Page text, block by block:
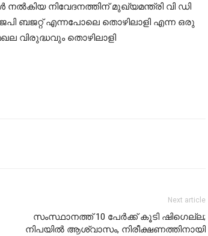
നിവേദനത്തിന് മുഖ്യമന്ത്രി വി ഡി
ബജറ്റ് എന്നപോലെ തൊഴിലാളി എന്ന ഒരു
വിരുദ്ധവും തൊഴിലാളി
Next article
സംസ്ഥാനത്ത് 10 പേർക്ക് കൂടി ഷിഗെല്ല;
നിപയില്‍ ആശ്വാസം, നിരീക്ഷണത്തിനായി